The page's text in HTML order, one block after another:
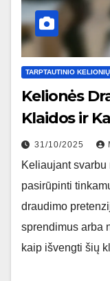
TARPTAUTINIO
Kelionės
Klaidos ir
31/10/2025
Keliaujant
pasirūpinti
draudimo
sprendimus arba
kaip išvengti šių